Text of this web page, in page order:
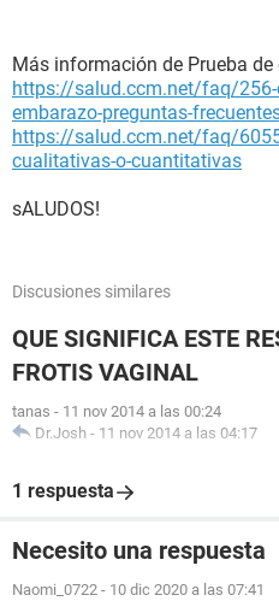
Más información de Prueba de
https://salud.ccm.net/faq/256-
embarazo-preguntas-
https://salud.ccm.net/faq/
cualitativas-o-cuantitativas
sALUDOS!
Discusiones similares
QUE SIGNIFICA ESTE
FROTIS VAGINAL
tanas - 11 nov 2014 a las 00:24
Dr.Josh - 11 nov 2014 a las 04:17
1 respuesta
Necesito una respuesta
Naomi_0722 - 10 dic 2020 a las 07:41